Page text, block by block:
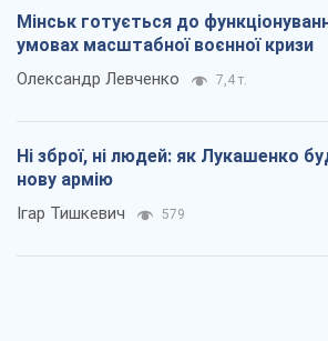
Мінськ готується до
умовах масштабної воєнної кризи
Олександр Левченко 7,4 т.
Ні зброї, ні людей: як Лукашенко
нову армію
Ігар Тишкевич 579